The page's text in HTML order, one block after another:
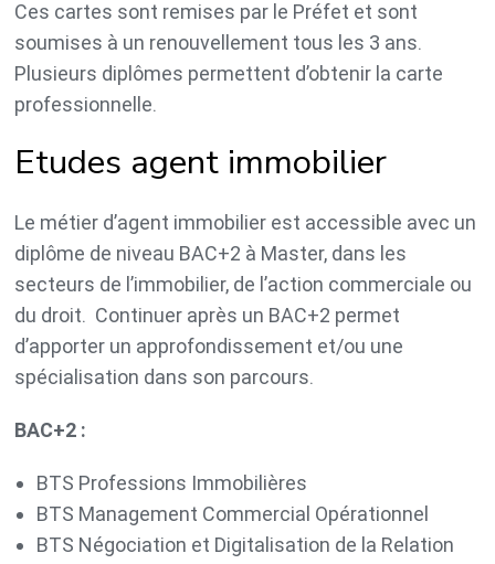
Ces cartes sont remises par le Préfet et sont
soumises à un renouvellement tous les 3 ans.
Plusieurs diplômes permettent d’obtenir la carte
professionnelle.
Etudes agent immobilier
Le métier d’agent immobilier est accessible avec un
diplôme de niveau BAC+2 à Master, dans les
secteurs de l’immobilier, de l’action commerciale ou
du droit. Continuer après un BAC+2 permet
d’apporter un approfondissement et/ou une
spécialisation dans son parcours.
BAC+2 :
BTS Professions Immobilières
BTS Management Commercial Opérationnel
BTS Négociation et Digitalisation de la Relation